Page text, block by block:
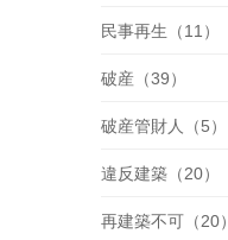
民事再生（11）
破産（39）
破産管財人（5）
違反建築（20）
再建築不可（20）